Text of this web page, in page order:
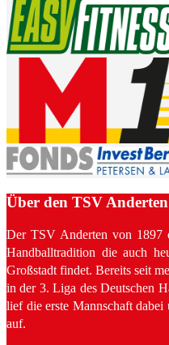
Über den TSV Anderten
Der TSV Anderten von 1897
Handballtradition die auch
Großstadt findet. Bereits seit
in der 3. Liga des Deutschen
lief die erste Mannschaft
auf.